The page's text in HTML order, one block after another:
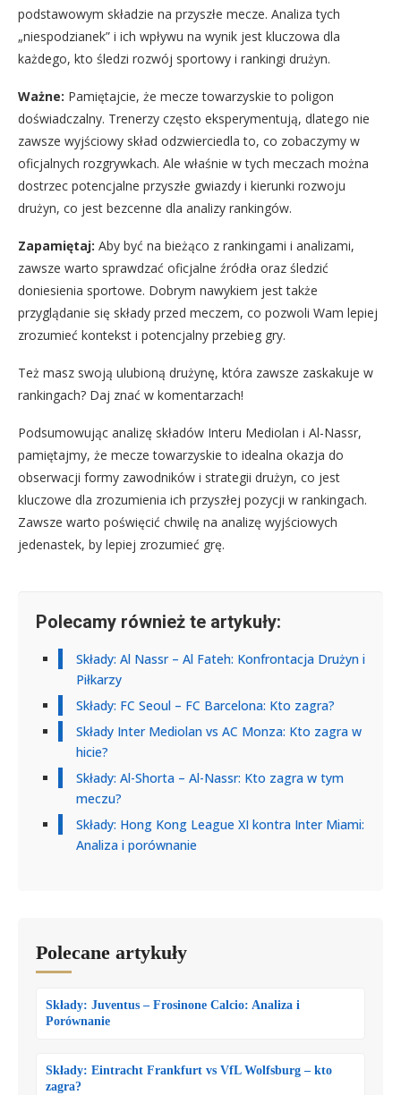
podstawowym składzie na przyszłe mecze. Analiza tych
„niespodzianek” i ich wpływu na wynik jest kluczowa dla
każdego, kto śledzi rozwój sportowy i rankingi drużyn.
Ważne: Pamiętajcie, że mecze towarzyskie to poligon
doświadczalny. Trenerzy często eksperymentują, dlatego nie
zawsze wyjściowy skład odzwierciedla to, co zobaczymy w
oficjalnych rozgrywkach. Ale właśnie w tych meczach można
dostrzec potencjalne przyszłe gwiazdy i kierunki rozwoju
drużyn, co jest bezcenne dla analizy rankingów.
Zapamiętaj: Aby być na bieżąco z rankingami i analizami,
zawsze warto sprawdzać oficjalne źródła oraz śledzić
doniesienia sportowe. Dobrym nawykiem jest także
przyglądanie się składy przed meczem, co pozwoli Wam lepiej
zrozumieć kontekst i potencjalny przebieg gry.
Też masz swoją ulubioną drużynę, która zawsze zaskakuje w
rankingach? Daj znać w komentarzach!
Podsumowując analizę składów Interu Mediolan i Al-Nassr,
pamiętajmy, że mecze towarzyskie to idealna okazja do
obserwacji formy zawodników i strategii drużyn, co jest
kluczowe dla zrozumienia ich przyszłej pozycji w rankingach.
Zawsze warto poświęcić chwilę na analizę wyjściowych
jedenastek, by lepiej zrozumieć grę.
Polecamy również te artykuły:
Składy: Al Nassr – Al Fateh: Konfrontacja Drużyn i
Piłkarzy
Składy: FC Seoul – FC Barcelona: Kto zagra?
Składy Inter Mediolan vs AC Monza: Kto zagra w
hicie?
Składy: Al-Shorta – Al-Nassr: Kto zagra w tym
meczu?
Składy: Hong Kong League XI kontra Inter Miami:
Analiza i porównanie
Polecane artykuły
Składy: Juventus – Frosinone Calcio: Analiza i
Porównanie
Składy: Eintracht Frankfurt vs VfL Wolfsburg – kto
zagra?